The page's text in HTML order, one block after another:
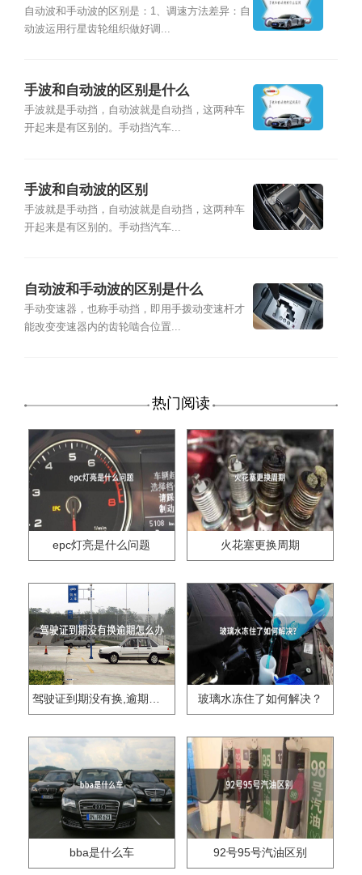
自动波和手动波的区别是：1、调速方法差异：自
动波运用行星齿轮组织做好调...
手波和自动波的区别是什么
手波就是手动挡，自动波就是自动挡，这两种车
开起来是有区别的。手动挡汽车...
手波和自动波的区别
手波就是手动挡，自动波就是自动挡，这两种车
开起来是有区别的。手动挡汽车...
自动波和手动波的区别是什么
手动变速器，也称手动挡，即用手拨动变速杆才
能改变变速器内的齿轮啮合位置...
热门阅读
epc灯亮是什么问题 火花塞更换周期
驾驶证到期没有换,逾期怎么办?? 玻璃水冻住了如何解决？
bba是什么车 92号95号汽油区别